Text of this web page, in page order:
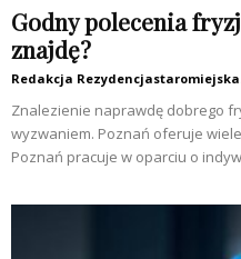
Godny polecenia
znajdę?
Redakcja
Znalezienie naprawdę dobrego
wyzwaniem. Poznań oferuje
Poznań pracuje w oparciu o